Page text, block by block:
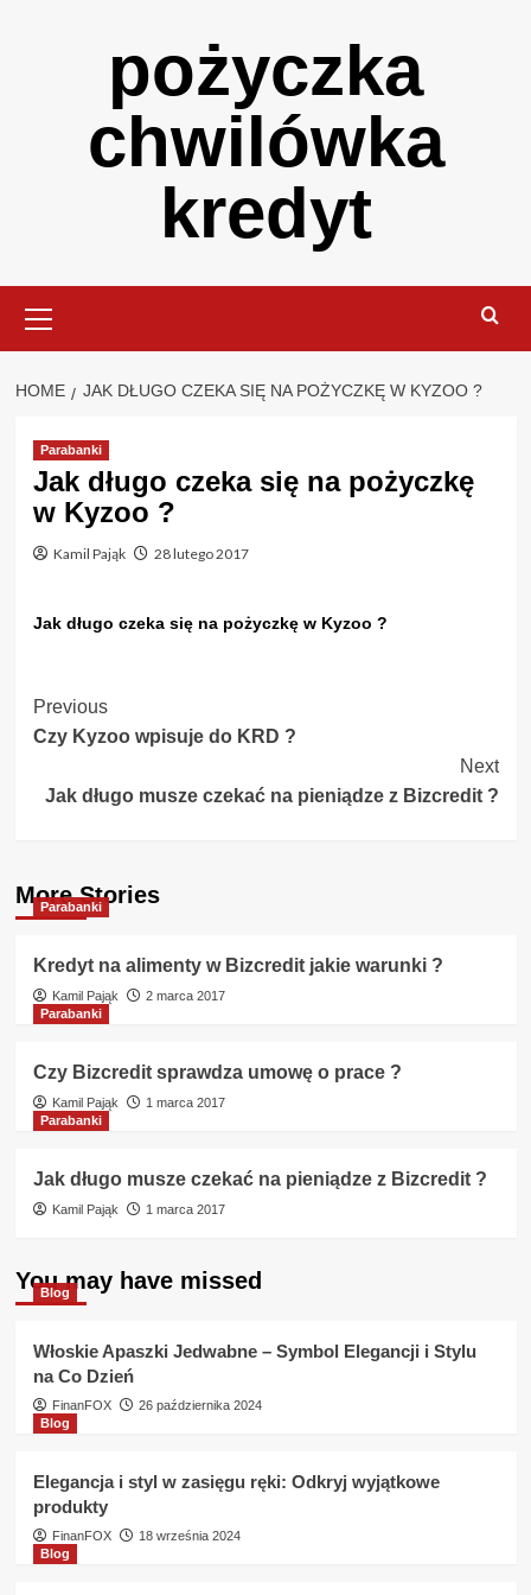
pożyczka
chwilówka
kredyt
Menu
HOME JAK DŁUGO CZEKA SIĘ NA POŻYCZKĘ W KYZOO ?
Parabanki
Jak długo czeka się na pożyczkę
w Kyzoo ?
Kamil Pająk 28 lutego 2017
Jak długo czeka się na pożyczkę w Kyzoo ?
Post
Navigation
Previous
Czy Kyzoo wpisuje do KRD ?
Next
Jak długo musze czekać na pieniądze z Bizcredit ?
More Stories
Parabanki
Kredyt na alimenty w Bizcredit jakie warunki ?
Kamil Pająk
2 marca 2017
Parabanki
Czy Bizcredit sprawdza umowę o prace ?
Kamil Pająk
1 marca 2017
Parabanki
Jak długo musze czekać na pieniądze z Bizcredit ?
Kamil Pająk 1 marca 2017
You may have missed
Blog
Włoskie Apaszki Jedwabne – Symbol Elegancji i Stylu
na Co Dzień
FinanFOX
26 października 2024
Blog
Elegancja i styl w zasięgu ręki: Odkryj wyjątkowe
produkty
FinanFOX
18 września 2024
Blog